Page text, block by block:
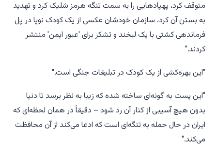
متوقف کرد، پهپادهایی را به سمت تنگه هرمز شلیک کرد و تهدید
به بستن آن کرد، سازمان خودشان عکسی از یک کودک نوپا در پل
فرماندهی کشتی با یک لبخند و تشکر برای 'عبور ایمن' منتشر
کردند."
"این بهره‌کشی از یک کودک در تبلیغات جنگی است."
"این پست به گونه‌ای ساخته شده که زیبا به نظر برسد تا دنیا
بدون هیچ آسیبی از کنار آن رد شود – دقیقاً در همان لحظه‌ای که
ایران در حال حمله به تنگه‌ای است که ادعا می‌کند از آن محافظت
می‌کند."